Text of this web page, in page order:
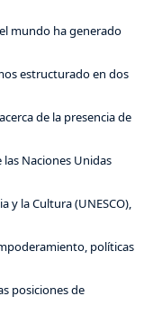
mundo ha generado
estructurado en dos
de la presencia de
Naciones Unidas
y la Cultura (UNESCO),
políticas
posiciones de